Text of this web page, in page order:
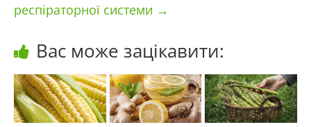
респіраторної системи →
Вас може зацікавити: